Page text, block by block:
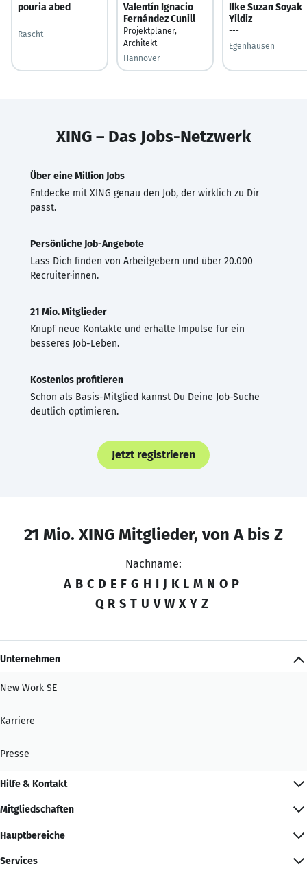
pouria abed
---
Rascht
Valentín Ignacio
Fernández Cunill
Projektplaner,
Architekt
Hannover
Ilke Suzan Soyak
Yildiz
---
Egenhausen
XING – Das Jobs-Netzwerk
Über eine Million Jobs
Entdecke mit XING genau den Job, der wirklich zu Dir
passt.
Persönliche Job-Angebote
Lass Dich finden von Arbeitgebern und über 20.000
Recruiter·innen.
21 Mio. Mitglieder
Knüpf neue Kontakte und erhalte Impulse für ein
besseres Job-Leben.
Kostenlos profitieren
Schon als Basis-Mitglied kannst Du Deine Job-Suche
deutlich optimieren.
Jetzt registrieren
21 Mio. XING Mitglieder, von A bis Z
Nachname:
A B C D E F G H I J K L M N O P
Q R S T U V W X Y Z
Unternehmen
New Work SE
Karriere
Presse
Hilfe & Kontakt
Mitgliedschaften
Hauptbereiche
Services